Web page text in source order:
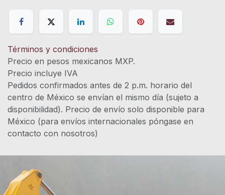
Términos y condiciones
Precio en pesos mexicanos MXP.
Precio incluye IVA
Pedidos confirmados antes de 2 p.m. horario del
centro de México se envían el mismo día (sujeto a
disponibilidad). Precio de envío solo disponible para
México (para envíos internacionales póngase en
contacto con nosotros)